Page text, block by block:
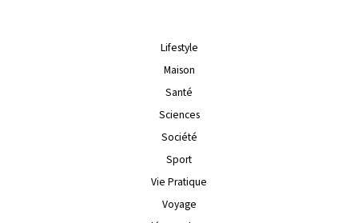
Lifestyle
Maison
Santé
Sciences
Société
Sport
Vie Pratique
Voyage